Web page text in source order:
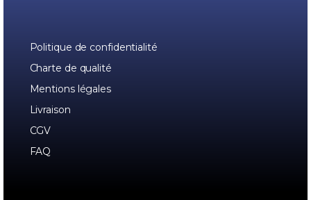
Politique de confidentialité
Charte de qualité
Mentions légales
Livraison
CGV
FAQ